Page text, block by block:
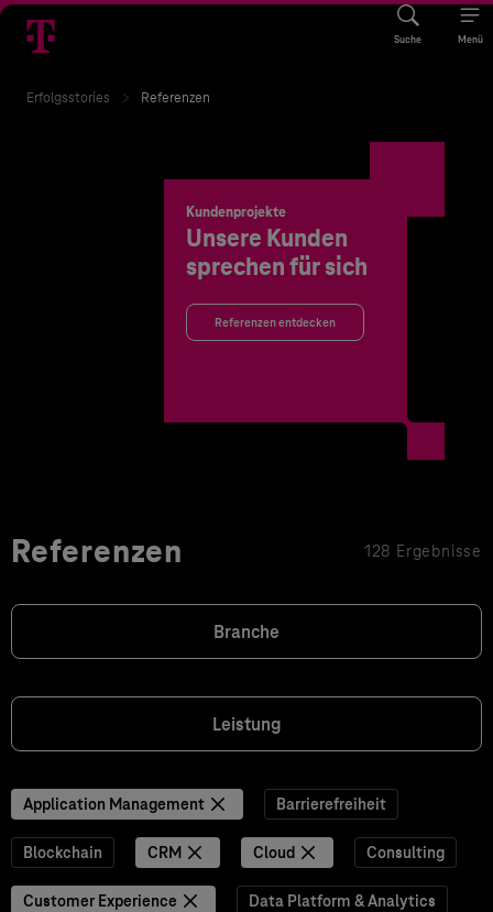
Suche Menü
Erfolgsstories Referenzen
Kundenprojekte
Unsere Kunden
sprechen für sich
Referenzen entdecken
Referenzen 128 Ergebnisse
Branche
Leistung
Application Management Barrierefreiheit
Blockchain CRM Cloud Consulting
Customer Experience Data Platform & Analytics